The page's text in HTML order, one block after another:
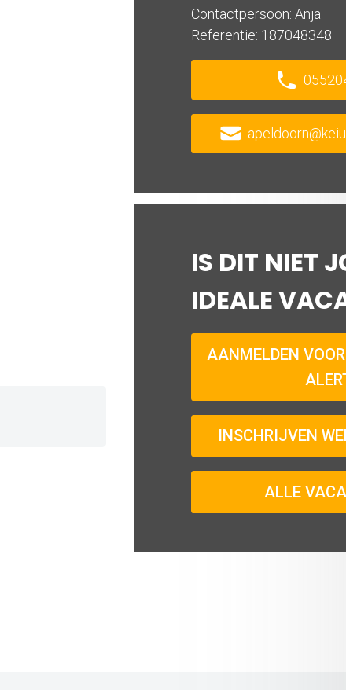
Contactpersoon: Anja
Referentie: 187048348
IS DIT NIET
IDEALE
AANMELDEN
INSCHRIJVEN
ALLE